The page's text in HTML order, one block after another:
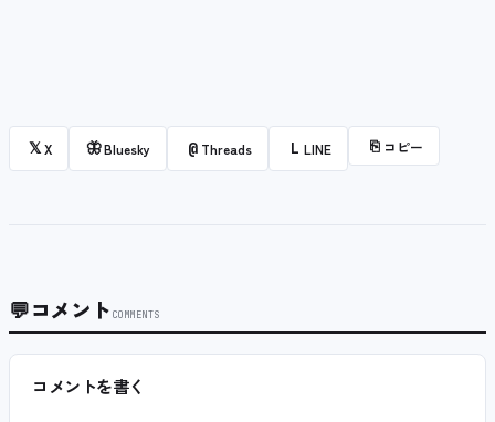
𝕏X 🦋Bluesky @ Threads L LINE ⎘ コピー
💬コメント COMMENTS
コメントを書く